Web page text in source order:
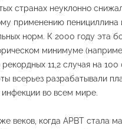
странах неуклонно
применению пенициллина
норм. К 2000 году эта
минимуме
рекордных 11,2 случая на 100
всерьез разрабатывали
инфекции во всем мире.
веков, когда АРВТ стала